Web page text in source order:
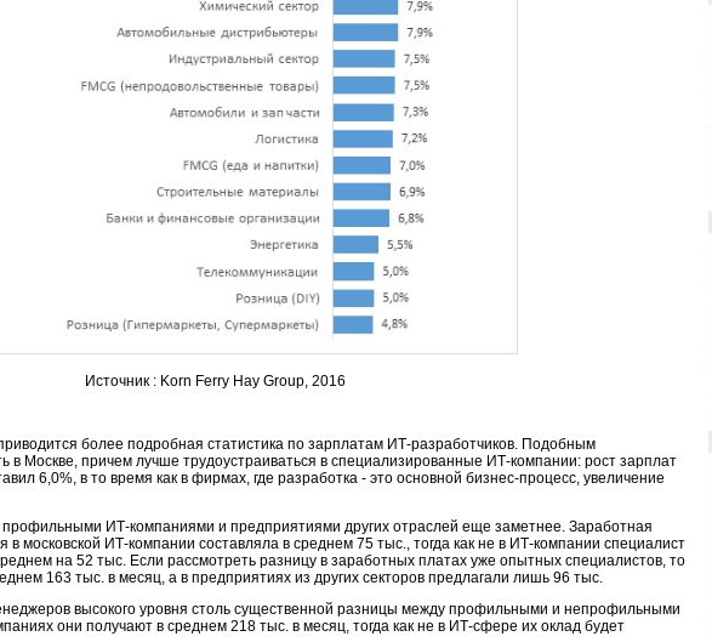
Источник : Korn Ferry Hay Group, 2016
более подробная статистика по зарплатам ИТ-разработчиков. Подобным
в Москве, причем лучше трудоустраиваться в специализированные ИТ-компании: рост зарплат
6,0%, в то время как в фирмах, где разработка - это основной бизнес-процесс, увеличение
ИТ-компаниями и предприятиями других отраслей еще заметнее. Заработная
в московской ИТ-компании составляла в среднем 75 тыс., тогда как не в ИТ-компании специалист
на 52 тыс. Если рассмотреть разницу в заработных платах уже опытных специалистов, то
163 тыс. в месяц, а в предприятиях из других секторов предлагали лишь 96 тыс.
высокого уровня столь существенной разницы между профильными и непрофильными
они получают в среднем 218 тыс. в месяц, тогда как не в ИТ-сфере их оклад будет